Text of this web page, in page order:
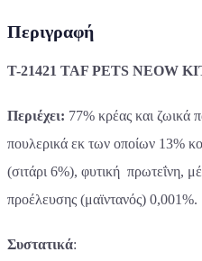
Περιγραφή
T-21421 TAF PETS NEOW
Περιέχει: 77% κρέας και ζωικά
πουλερικά εκ των οποίων 13%
(σιτάρι 6%), φυτική πρωτεΐνη,
προέλευσης (μαϊντανός) 0,001%.
Συστατικά: